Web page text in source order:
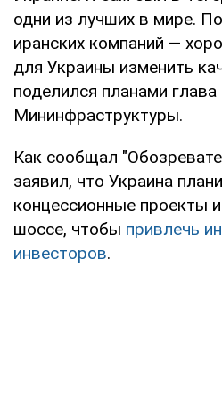
одни из лучших в мире.
иранских компаний —
для Украины изменить
поделился планами глава
Мининфраструктуры.
Как сообщал
заявил, что Украина
концессионные проекты
шоссе, чтобы привлечь
инвесторов.